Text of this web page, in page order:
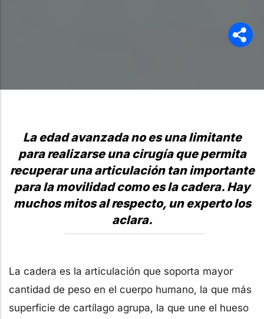
La edad avanzada no es una limitante
para realizarse una cirugía que permita
recuperar una articulación tan importante
para la movilidad como es la cadera. Hay
muchos mitos al respecto, un experto los
aclara.
La cadera es la articulación que soporta mayor
cantidad de peso en el cuerpo humano, la que más
superficie de cartílago agrupa, la que une el hueso